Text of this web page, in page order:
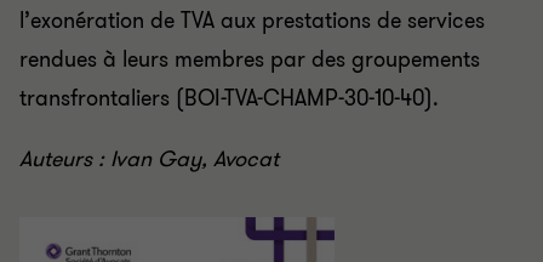
l’exonération de TVA aux prestations de services
rendues à leurs membres par des groupements
transfrontaliers (BOI-TVA-CHAMP-30-10-40).
Auteurs : Ivan Gay, Avocat